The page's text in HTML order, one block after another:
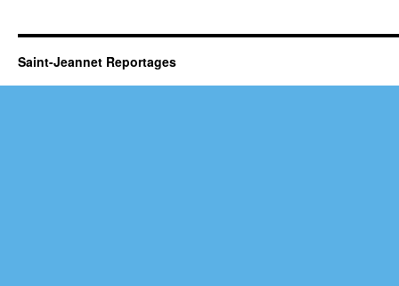
Saint-Jeannet Reportages